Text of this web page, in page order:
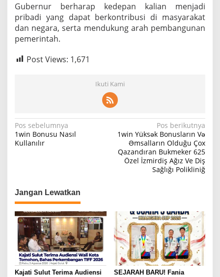
Gubernur berharap kedepan kalian menjadi
pribadi yang dapat berkontribusi di masyarakat
dan negara, serta mendukung arah pembangunan
pemerintah.
Post Views: 1,671
Ikuti Kami
N
a
a
s
i
p
o
s
Pos sebelumnya
1win Bonusu Nasıl
Kullanılır
Pos berikutnya
1win Yüksək Bonusların Və
Əmsalların Olduğu Çox
Qazandıran Bukmeker 625
Özel İzmirdiş Ağız Ve Diş
Sağlığı Polikliniğ
Jangan Lewatkan
Kajati Sulut Terima Audiensi
SEJARAH BARU! Fania